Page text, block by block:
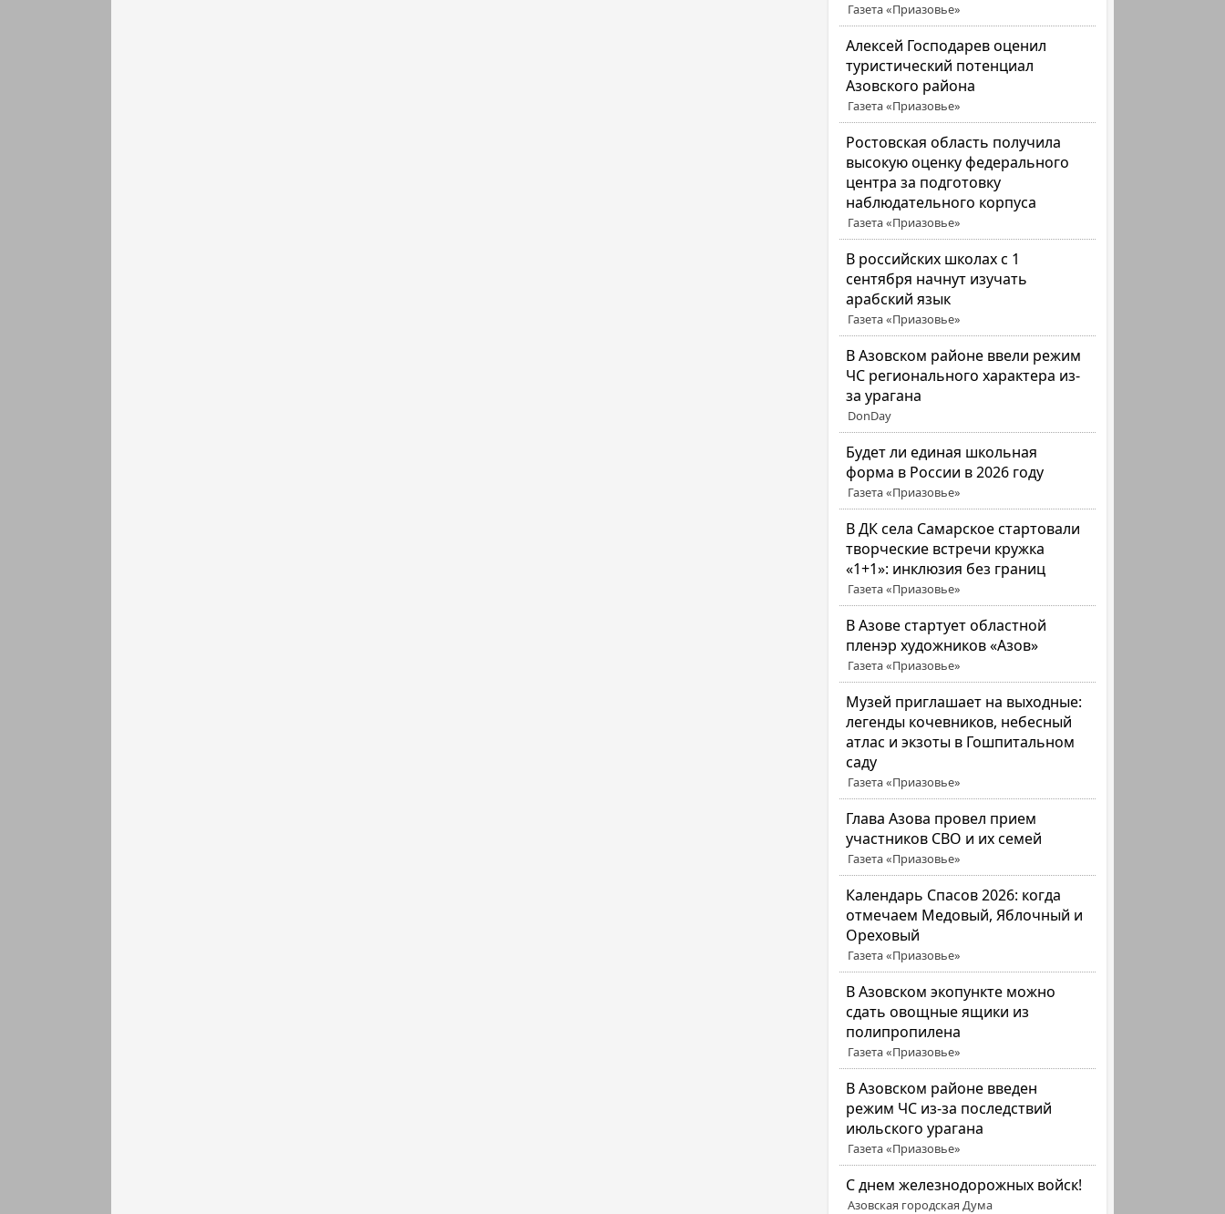
Газета «Приазовье»
Алексей Господарев оценил
туристический потенциал
Азовского района
Газета «Приазовье»
Ростовская область получила
высокую оценку федерального
центра за подготовку
наблюдательного корпуса
Газета «Приазовье»
В российских школах с 1
сентября начнут изучать
арабский язык
Газета «Приазовье»
В Азовском районе ввели режим
ЧС регионального характера из-
за урагана
DonDay
Будет ли единая школьная
форма в России в 2026 году
Газета «Приазовье»
В ДК села Самарское стартовали
творческие встречи кружка
«1+1»: инклюзия без границ
Газета «Приазовье»
В Азове стартует областной
пленэр художников «Азов»
Газета «Приазовье»
Музей приглашает на выходные:
легенды кочевников, небесный
атлас и экзоты в Гошпитальном
саду
Газета «Приазовье»
Глава Азова провел прием
участников СВО и их семей
Газета «Приазовье»
Календарь Спасов 2026: когда
отмечаем Медовый, Яблочный и
Ореховый
Газета «Приазовье»
В Азовском экопункте можно
сдать овощные ящики из
полипропилена
Газета «Приазовье»
В Азовском районе введен
режим ЧС из-за последствий
июльского урагана
Газета «Приазовье»
С днем железнодорожных войск!
Азовская городская Дума